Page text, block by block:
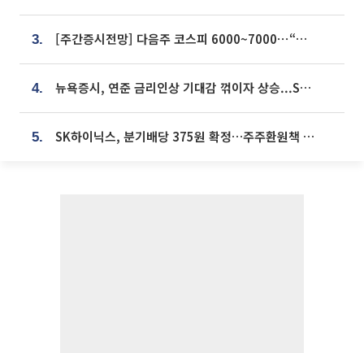
3. [주간증시전망] 다음주 코스피 6000~7000⋯“外人 수급은 정책이 변수”
4. 뉴욕증시, 연준 금리인상 기대감 꺾이자 상승...S&P500 사상 최고치 [종합]
5. SK하이닉스, 분기배당 375원 확정…주주환원책 9월로 앞당겨 발표